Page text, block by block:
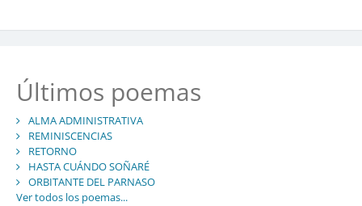
Últimos poemas
ALMA ADMINISTRATIVA
REMINISCENCIAS
RETORNO
HASTA CUÁNDO SOÑARÉ
ORBITANTE DEL PARNASO
Ver todos los poemas...